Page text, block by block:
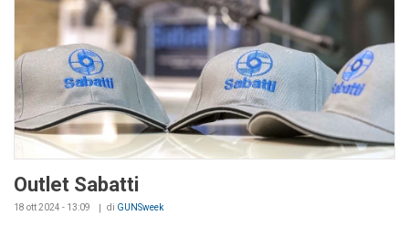
Outlet Sabatti
18 ott 2024 - 13:09 di GUNSweek